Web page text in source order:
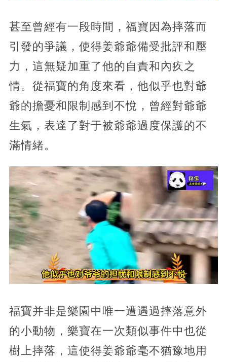
甚至曾經有一段時間，福寶因為摔落而
引發的爭議，使得姜爺爺備受批評和壓
力，這無疑加重了他的自責和內疚之
情。從福寶的角度來看，他似乎也對爺
爺的擔憂和限制感到不悅，曾經對爺爺
生氣，表達了對于被爺爺過度保護的不
滿情緒。
福寶并非是樂園中唯一遭遇過摔落意外
的小動物，樂寶在一次類似事件中也從
樹上摔落，這使得姜爺爺毫不猶豫地用